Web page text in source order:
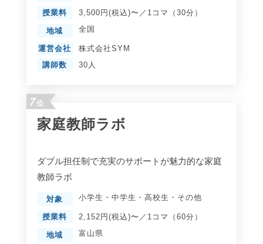
授業料 3,500円(税込)〜／1コマ（30分）
地域 全国
運営会社
株式会社SYM
講師数
30人
7位
家庭教師ラボ
ダブル担任制で充実のサポートが魅力的な家庭
教師ラボ
対象 小学生 ・ 中学生 ・ 高校生 ・ その他
授業料 2,152円(税込)〜／1コマ（60分）
地域 富山県